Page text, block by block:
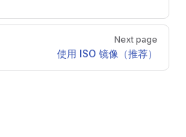
Next page
使用 ISO 镜像（推荐）